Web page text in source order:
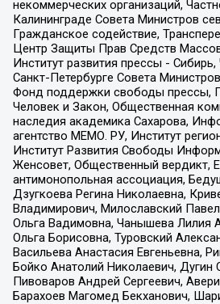
некоммерческих организаций,
Калининграде Совета Министров
Гражданское содействие,
Центр Защиты Прав Средств
Институт развития прессы -
Санкт-Петербурге Совета
Фонд поддержки свободы прессы,
Человек и Закон, Общественная
наследия академика Сахарова,
агентство МЕМО. РУ, Институт
Институт Развития Свободы
Женсовет, Общественный вердикт,
антимонопольная ассоциация,
Дзугкоева Регина Николаевна,
Владимирович, Милославский
Ольга Вадимовна, Чанышева Лилия
Ольга Борисовна, Туровский
Васильева Анастасия Евгеньевна,
Бойко Анатолий Николаевич, Дугин
Пивоваров Андрей Сергеевич,
Барахоев Магомед Бекханович,